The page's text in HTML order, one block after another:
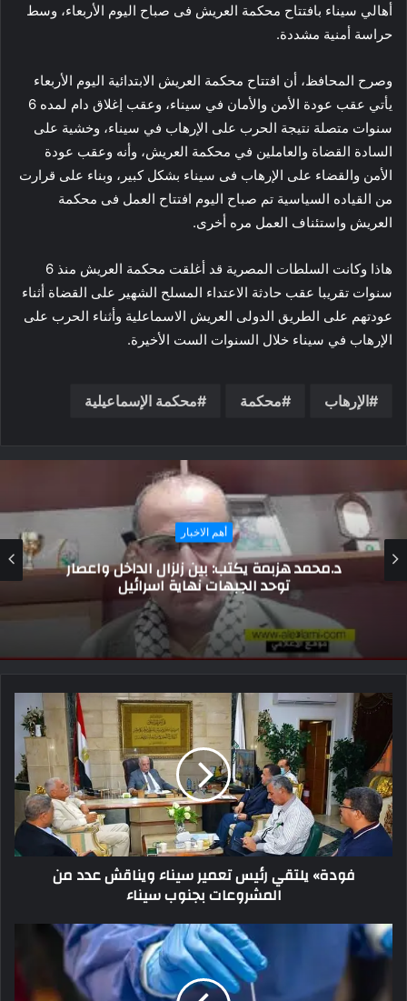
أهالي سيناء بافتتاح محكمة العريش فى صباح اليوم الأربعاء، وسط
حراسة أمنية مشددة.
وصرح المحافظ، أن افتتاح محكمة العريش الابتدائية اليوم الأربعاء
يأتي عقب عودة الأمن والأمان في سيناء، وعقب إغلاق دام لمده 6
سنوات متصلة نتيجة الحرب على الإرهاب في سيناء، وخشية على
السادة القضاة والعاملين في محكمة العريش، وأنه وعقب عودة
الأمن والقضاء على الإرهاب فى سيناء بشكل كبير، وبناء على قرارت
من القياده السياسية تم صباح اليوم افتتاح العمل فى محكمة
العريش واستئناف العمل مره أخرى.
هاذا وكانت السلطات المصرية قد أغلقت محكمة العريش منذ 6
سنوات تقريبا عقب حادثة الاعتداء المسلح الشهير على القضاة أثناء
عودتهم على الطريق الدولى العريش الاسماعلية وأثناء الحرب على
الإرهاب في سيناء خلال السنوات الست الأخيرة.
الإرهاب محكمة محكمة الإسماعيلية
المزيد
أمين القبائل العربية بالشعب الجمهوري يثمن رفع
عدد المستفيدين من تكافل وكرامة
فودة» يلتقي رئيس تعمير سيناء ويناقش عدد من
المشروعات بجنوب سيناء